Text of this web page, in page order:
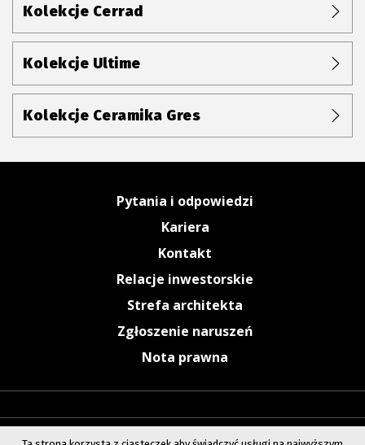
Kolekcje Cerrad
Kolekcje Ultime
Kolekcje Ceramika Gres
Pytania i odpowiedzi
Kariera
Kontakt
Relacje inwestorskie
Strefa architekta
Zgłoszenie naruszeń
Nota prawna